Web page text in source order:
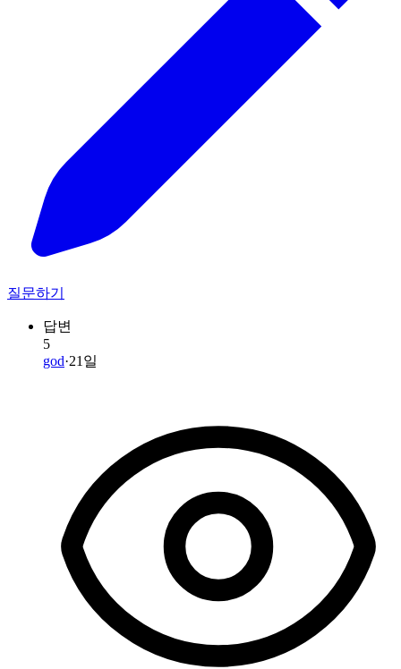
질문하기
답변
5
god·21일